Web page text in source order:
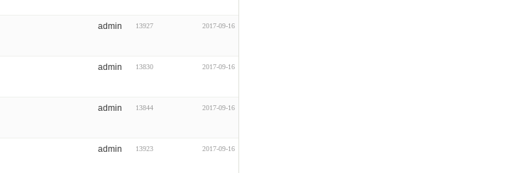
admin 13927 2017-09-16
admin 13830 2017-09-16
admin 13844 2017-09-16
admin 13923 2017-09-16